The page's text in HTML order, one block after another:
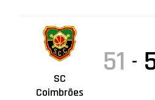
SC
Coimbrões
51 -